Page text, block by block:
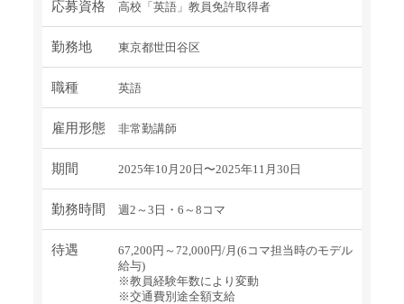
応募資格 高校「英語」教員免許取得者
勤務地 東京都世田谷区
職種 英語
雇用形態 非常勤講師
期間 2025年10月20日〜2025年11月30日
勤務時間 週2～3日・6～8コマ
待遇
67,200円～72,000円/月(6コマ担当時のモデル
給与)
※教員経験年数により変動
※交通費別途全額支給